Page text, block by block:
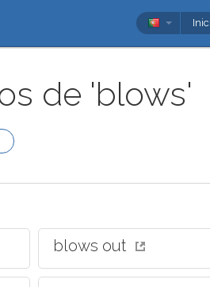
de 'blows'
blows out